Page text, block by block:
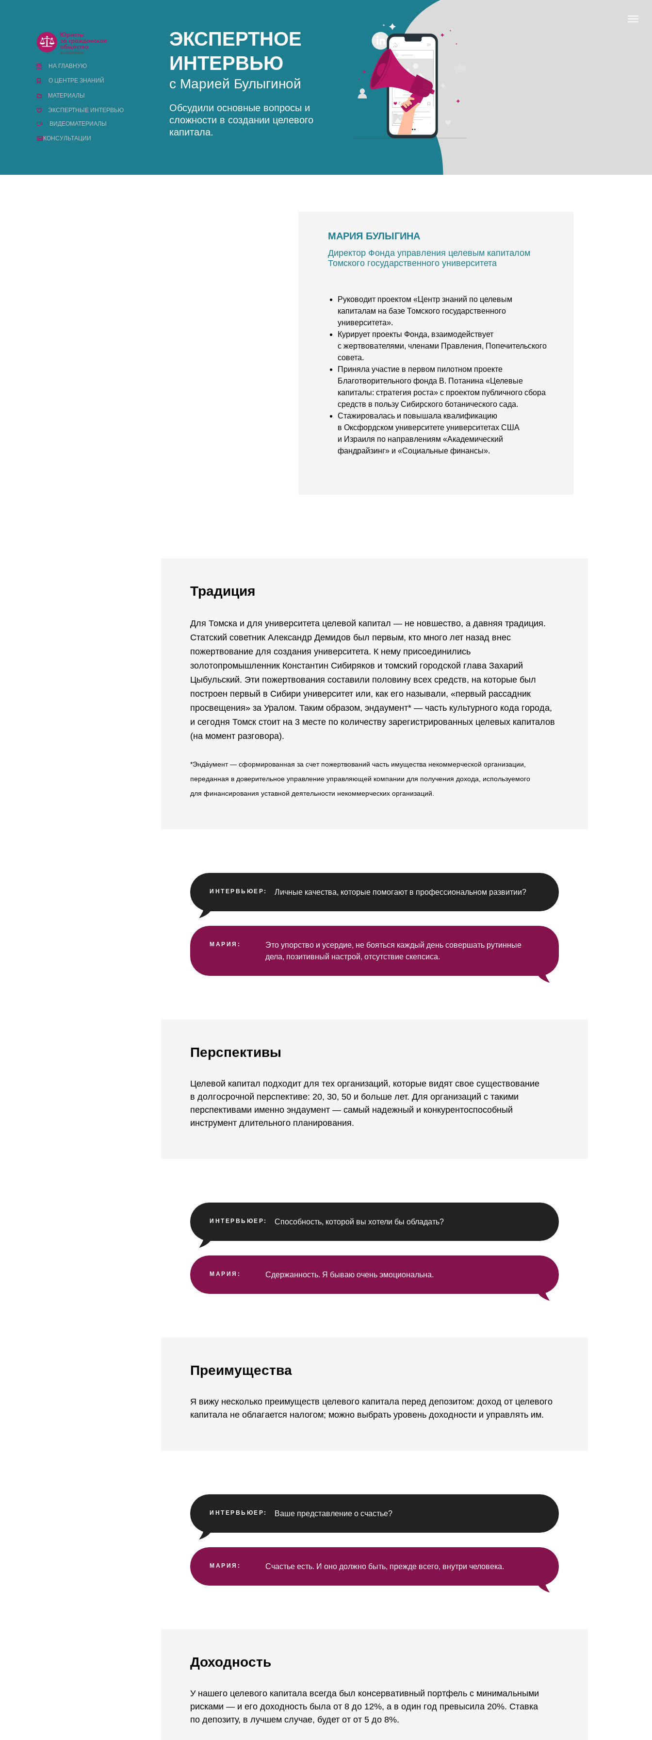
О ЦЕНТРЕ ЗНАНИЙ
МАТЕРИАЛЫ
ЭКСПЕРТНЫЕ ИНТЕРВЬЮ
НА ГЛАВНУЮ
ВИДЕОМАТЕРИАЛЫ
КОНСУЛЬТАЦИИ
ЭКСПЕРТНОЕ
ИНТЕРВЬЮ
Обсудили основные вопросы и
сложности в создании целевого
капитала.
с Марией Булыгиной
МАРИЯ БУЛЫГИНА
Директор Фонда управления целевым капиталом
Томского государственного университета
Руководит проектом «Центр знаний по целевым
капиталам на базе Томского государственного
университета».
Курирует проекты Фонда, взаимодействует
с жертвователями, членами Правления, Попечительского
совета.
Приняла участие в первом пилотном проекте
Благотворительного фонда В. Потанина «Целевые
капиталы: стратегия роста» с проектом публичного сбора
средств в пользу Сибирского ботанического сада.
Стажировалась и повышала квалификацию
в Оксфордском университете университетах США
и Израиля по направлениям «Академический
фандрайзинг» и «Социальные финансы».
Традиция
Для Томска и для университета целевой капитал — не новшество, а давняя традиция.
Статский советник Александр Демидов был первым, кто много лет назад внес
пожертвование для создания университета. К нему присоединились
золотопромышленник Константин Сибиряков и томский городской глава Захарий
Цыбульский. Эти пожертвования составили половину всех средств, на которые был
построен первый в Сибири университет или, как его называли, «первый рассадник
просвещения» за Уралом. Таким образом, эндаумент* — часть культурного кода города,
и сегодня Томск стоит на 3 месте по количеству зарегистрированных целевых капиталов
(на момент разговора).
*Энда́умент — сформированная за счет пожертвований часть имущества некоммерческой организации,
переданная в доверительное управление управляющей компании для получения дохода, используемого
для финансирования уставной деятельности некоммерческих организаций.
ИНТЕРВЬЮЕР: Личные качества, которые помогают в профессиональном развитии?
МАРИЯ:
Это упорство и усердие, не бояться каждый день совершать рутинные
дела, позитивный настрой, отсутствие скепсиса.
Перспективы
Целевой капитал подходит для тех организаций, которые видят свое существование
в долгосрочной перспективе: 20, 30, 50 и больше лет. Для организаций с такими
перспективами именно эндаумент — самый надежный и конкурентоспособный
инструмент длительного планирования.
ИНТЕРВЬЮЕР: Способность, которой вы хотели бы обладать?
МАРИЯ: Сдержанность. Я бываю очень эмоциональна.
Преимущества
Я вижу несколько преимуществ целевого капитала перед депозитом: доход от целевого
капитала не облагается налогом; можно выбрать уровень доходности и управлять им.
ИНТЕРВЬЮЕР: Ваше представление о счастье?
МАРИЯ: Счастье есть. И оно должно быть, прежде всего, внутри человека.
Доходность
У нашего целевого капитала всегда был консервативный портфель с минимальными
рисками — и его доходность была от 8 до 12%, а в один год превысила 20%. Ставка
по депозиту, в лучшем случае, будет от от 5 до 8%.